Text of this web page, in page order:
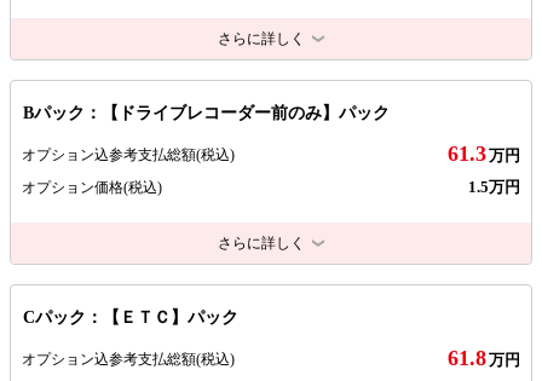
さらに詳しく
Bパック：【ドライブレコーダー前のみ】パック
オプション込参考支払総額(税込) 61.3万円
オプション価格(税込) 1.5万円
さらに詳しく
Cパック：【ＥＴＣ】パック
オプション込参考支払総額(税込) 61.8万円